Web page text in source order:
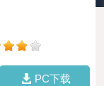
PC下载